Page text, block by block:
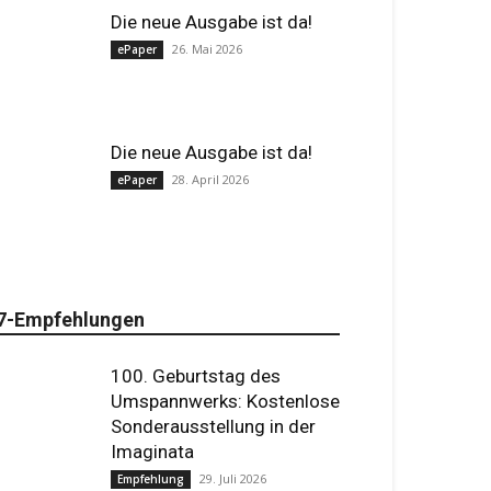
Die neue Ausgabe ist da!
ePaper 26. Mai 2026
Die neue Ausgabe ist da!
ePaper 28. April 2026
Empfehlungen
100. Geburtstag des
Umspannwerks: Kostenlose
Sonderausstellung in der
Imaginata
Empfehlung 29. Juli 2026